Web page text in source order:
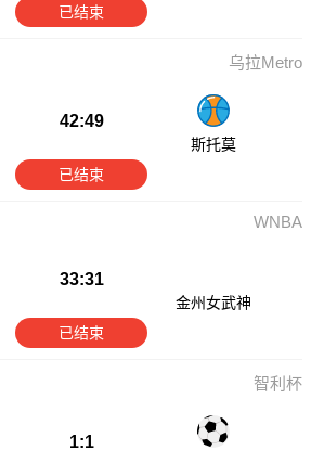
已结束
乌拉Metro
42:49
斯托莫
已结束
WNBA
33:31
金州女武神
已结束
智利杯
1:1